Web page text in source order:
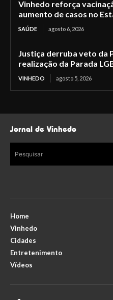
Vinhedo reforça
aumento de casos no
SAÚDE agosto 6, 2026
Justiça derruba veto da
realização da Parada
VINHEDO agosto 5, 2026
Jornal de Vinhedo
Pesquisar
Home
Vinhedo
Cidades
Entretenimento
Vídeos